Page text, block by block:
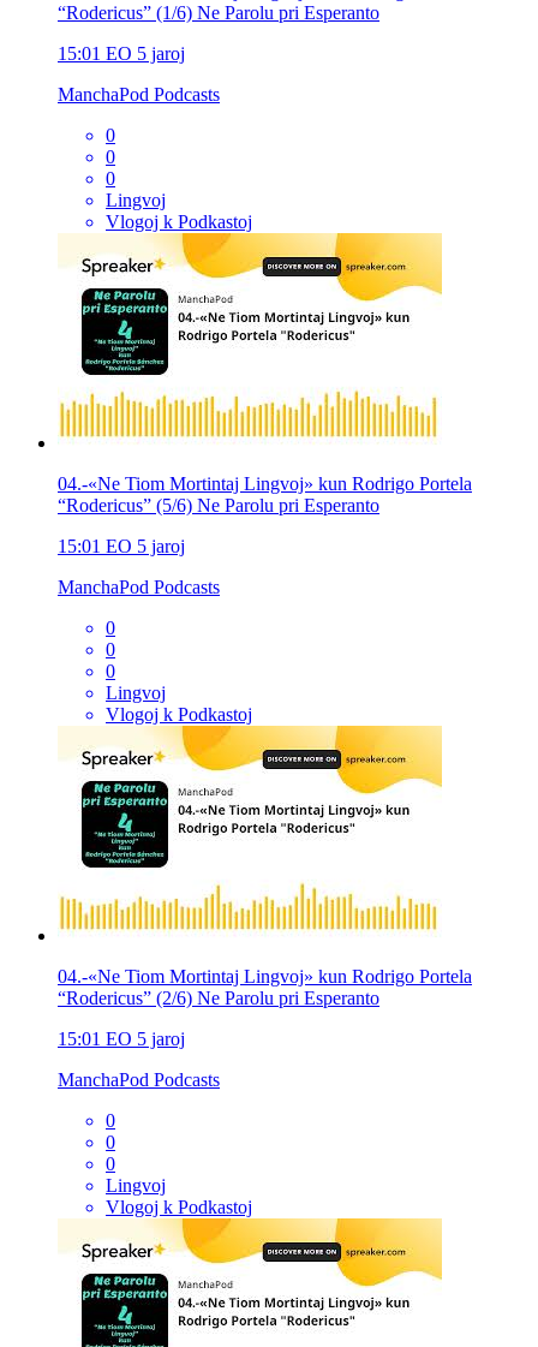
“Rodericus” (1/6) Ne Parolu pri Esperanto
15:01 EO 5 jaroj
ManchaPod Podcasts
0
0
0
Lingvoj
Vlogoj k Podkastoj
04.-«Ne Tiom Mortintaj Lingvoj» kun Rodrigo Portela
“Rodericus” (5/6) Ne Parolu pri Esperanto
15:01 EO 5 jaroj
ManchaPod Podcasts
0
0
0
Lingvoj
Vlogoj k Podkastoj
04.-«Ne Tiom Mortintaj Lingvoj» kun Rodrigo Portela
“Rodericus” (2/6) Ne Parolu pri Esperanto
15:01 EO 5 jaroj
ManchaPod Podcasts
0
0
0
Lingvoj
Vlogoj k Podkastoj